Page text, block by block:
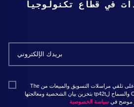
في قطاع تكنولوجيا
أوافق على تلقي مراسلات التسويق والمبيعات من The
Codest والسماح لtp42t بتخزين بيان الشخصية ومعالجتها
موضح في سياسة الخصوصية